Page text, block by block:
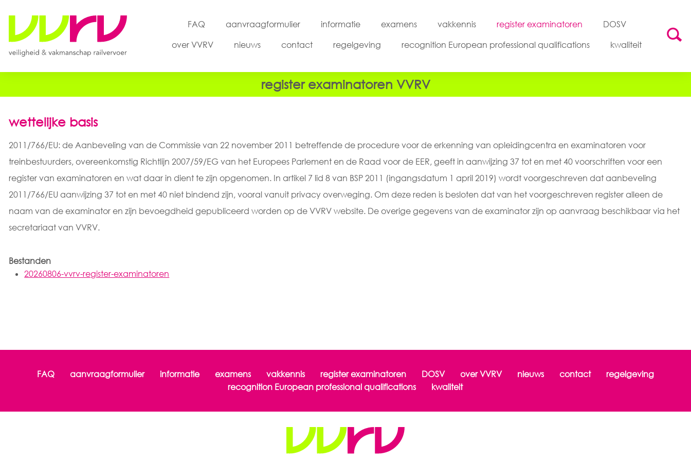
FAQ aanvraagformulier informatie examens vakkennis register examinatoren
DOSV
over VVRV
nieuws contact regelgeving recognition European professional qualifications kwaliteit
register examinatoren VVRV
wettelijke basis
2011/766/EU: de Aanbeveling van de Commissie van 22 november 2011 betreffende de procedure voor de erkenning van opleidingcentra en examinatoren voor
treinbestuurders, overeenkomstig Richtlijn 2007/59/EG van het Europees Parlement en de Raad voor de EER, geeft in aanwijzing 37 tot en met 40 voorschriften voor een
register van examinatoren en wat daar in dient te zijn opgenomen. In artikel 7 lid 8 van BSP 2011 (ingangsdatum 1 april 2019) wordt voorgeschreven dat aanbeveling
2011/766/EU aanwijzing 37 tot en met 40 niet bindend zijn, vooral vanuit privacy overweging. Om deze reden is besloten dat van het voorgeschreven register alleen de
naam van de examinator en zijn bevoegdheid gepubliceerd worden op de VVRV website. De overige gegevens van de examinator zijn op aanvraag beschikbaar via het
secretariaat van VVRV.
Bestanden
20260806-vvrv-register-examinatoren
FAQ aanvraagformulier informatie examens vakkennis register examinatoren DOSV over VVRV nieuws contact
regelgeving
recognition European professional qualifications
kwaliteit